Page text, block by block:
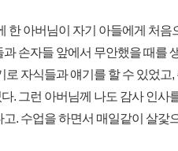
한 아버님이 자기 아들에게 처
손자들 앞에서 무안했을 때를
로 자식들과 얘기를 할 수 있었
. 그런 아버님께 나도 감사 인사
. 수업을 하면서 매일같이 살갗